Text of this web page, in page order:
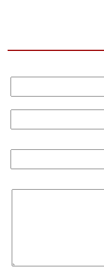
مدوَّنات
أبراج
سيارات